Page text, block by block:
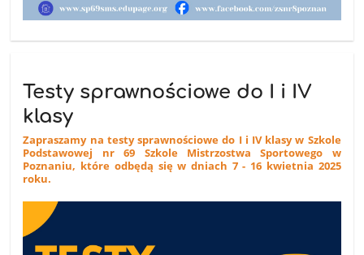
Testy sprawnościowe do I i IV
klasy
Zapraszamy na testy sprawnościowe do I i IV klasy w Szkole
Podstawowej nr 69 Szkole Mistrzostwa Sportowego w
Poznaniu, które odbędą się w dniach 7 - 16 kwietnia 2025
roku.